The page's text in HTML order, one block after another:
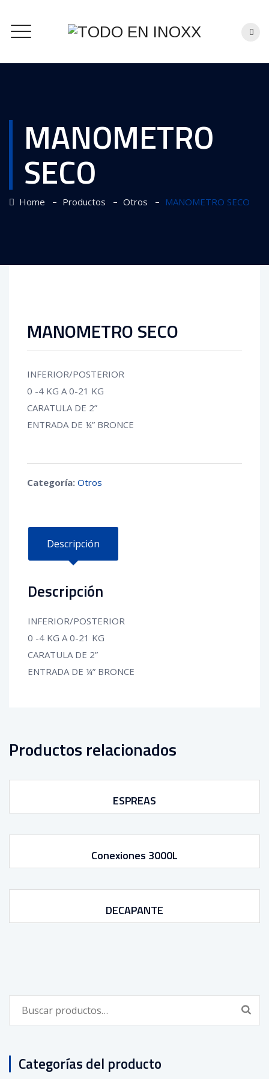
MANOMETRO
SECO
Home – Productos – Otros – MANOMETRO SECO
MANOMETRO SECO
INFERIOR/POSTERIOR
0 -4 KG A 0-21 KG
CARATULA DE 2”
ENTRADA DE ¼” BRONCE
Categoría: Otros
Descripción
Descripción
INFERIOR/POSTERIOR
0 -4 KG A 0-21 KG
CARATULA DE 2”
ENTRADA DE ¼” BRONCE
Productos relacionados
ESPREAS
Conexiones 3000L
DECAPANTE
Categorías del producto